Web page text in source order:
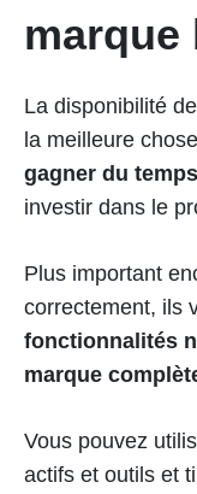
marque
La disponibilité
la meilleure
gagner du
investir dans le
Plus important
correctement, ils
fonctionnalités
marque
Vous pouvez
actifs et outils et